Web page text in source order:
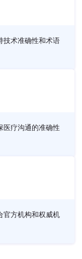
技术准确性和术语
医疗沟通的准确性
官方机构和权威机